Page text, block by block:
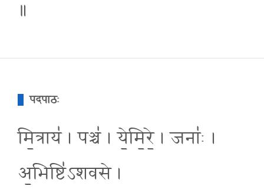
॥
पदपाठः
मि॒त्राय॑ । पञ्च॑ । ये॒मि॒रे॒ । जनाः॑ ।
अ॒भिष्टि॑ऽशवसे ।